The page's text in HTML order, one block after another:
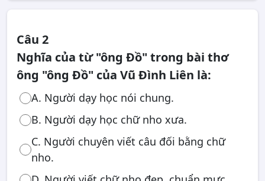
Câu 2
Nghĩa của từ "ông Đồ" trong bài thơ
ông "ông Đồ" của Vũ Đình Liên là:
A. Người dạy học nói chung.
B. Người dạy học chữ nho xưa.
C. Người chuyên viết câu đối bằng chữ
nho.